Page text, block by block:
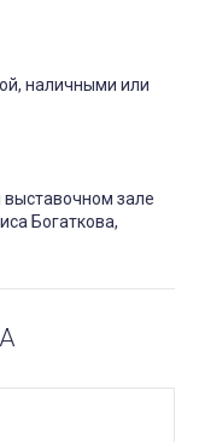
наличными или
зале
Богаткова,